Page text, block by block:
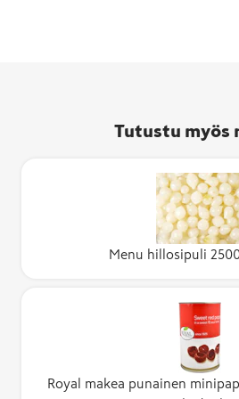
Tutustu myös
Menu hillosipuli
Royal makea punainen